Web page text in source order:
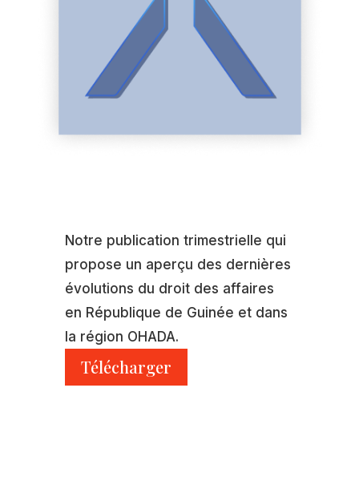
Notre publication trimestrielle qui
propose un aperçu des dernières
évolutions du droit des affaires
en République de Guinée et dans
la région OHADA.
Télécharger